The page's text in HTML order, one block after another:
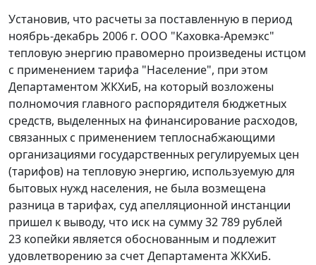
Установив, что расчеты за поставленную в период
ноябрь-декабрь 2006 г. ООО "Каховка-Аремэкс"
тепловую энергию правомерно произведены истцом
с применением тарифа "Население", при этом
Департаментом ЖКХиБ, на который возложены
полномочия главного распорядителя бюджетных
средств, выделенных на финансирование расходов,
связанных с применением теплоснабжающими
организациями государственных регулируемых цен
(тарифов) на тепловую энергию, используемую для
бытовых нужд населения, не была возмещена
разница в тарифах, суд апелляционной инстанции
пришел к выводу, что иск на сумму 32 789 рублей
23 копейки является обоснованным и подлежит
удовлетворению за счет Департамента ЖКХиБ.